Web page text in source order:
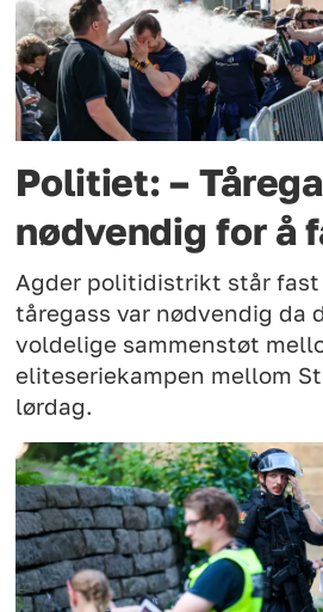
Politiet: –
nødvendig for å
Agder politidistrikt står fast
tåregass var nødvendig da
voldelige sammenstøt
eliteseriekampen mellom
lørdag.